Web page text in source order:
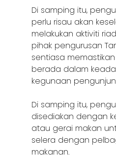
Di samping itu,
perlu risau akan
melakukan aktiviti
pihak pengurusan
sentiasa
berada dalam
kegunaan
Di samping itu,
disediakan dengan
atau gerai makan
selera dengan
makanan.